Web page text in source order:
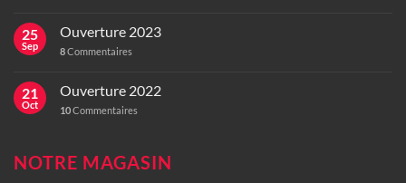
25
Sep
Ouverture 2023
8Commentaires
21
Oct
Ouverture 2022
10Commentaires
NOTRE MAGASIN